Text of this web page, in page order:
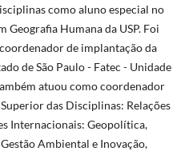
como aluno especial no
Geografia Humana da USP. Foi
de implantação da
de São Paulo - Fatec - Unidade
atuou como coordenador
das Disciplinas: Relações
Internacionais: Geopolítica,
Ambiental e Inovação,